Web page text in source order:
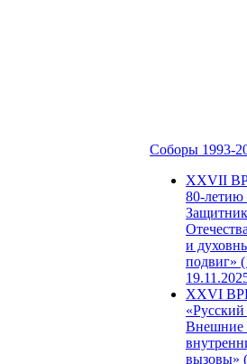
Соборы 1993-
ХХVII
80-
и
подвиг»
XXVI
Внешние
вызовы»